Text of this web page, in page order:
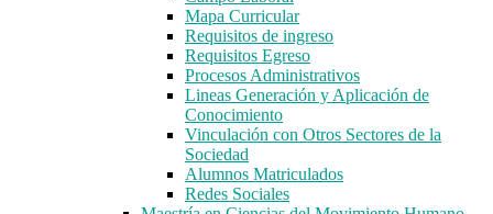
Mapa Curricular
Requisitos de ingreso
Requisitos Egreso
Procesos Administrativos
Lineas Generación y Aplicación de
Conocimiento
Vinculación con Otros Sectores de la
Sociedad
Alumnos Matriculados
Redes Sociales